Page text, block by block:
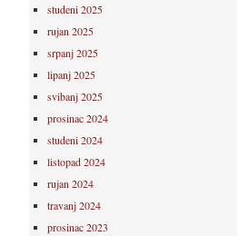
studeni 2025
rujan 2025
srpanj 2025
lipanj 2025
svibanj 2025
prosinac 2024
studeni 2024
listopad 2024
rujan 2024
travanj 2024
prosinac 2023